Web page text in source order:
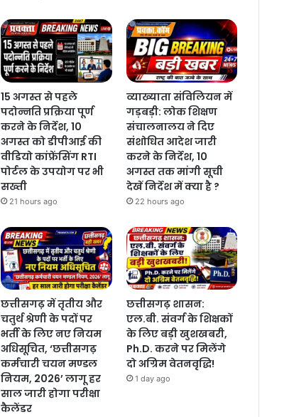
15 अगस्त से पहले
पदोन्नति प्रक्रिया पूर्ण
करने के निर्देश, 10
अगस्त को डीपीआई की
वीडियो कांफ्रेंसिंग RTI
पोर्टल के उपयोग पर भी
सख्ती
21 hours ago
व्याख्याता संविलियन में
गड़बड़ी: लोक शिक्षण
संचालनालय ने दिए
संशोधित आदेश जारी
करने के निर्देश, 10
अगस्त तक मांगी सूची
देखें निर्देश में क्या है ?
22 hours ago
छत्तीसगढ़ में तृतीय और
चतुर्थ श्रेणी के पदों पर
भर्ती के लिए नए नियम
अधिसूचित, ‘छत्तीसगढ़
कर्मचारी चयन मण्डल
नियम, 2026’ लागू हर
साल जारी होगा परीक्षा
कैलेंडर
छत्तीसगढ़ शासन:
एल.बी. संवर्ग के शिक्षकों
के लिए बड़ी खुशखबरी,
Ph.D. करने पर मिलेंगे
दो अग्रिम वेतनवृद्धि!
1 day ago